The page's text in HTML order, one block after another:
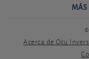
©
Acerca de Ocu